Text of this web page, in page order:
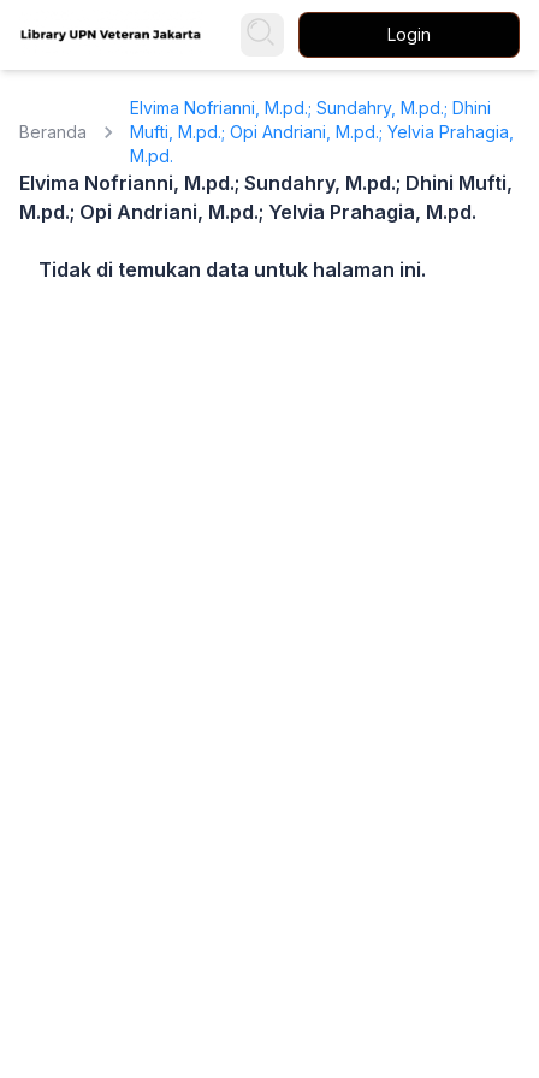
Login
Beranda
Elvima Nofrianni, M.pd.; Sundahry, M.pd.; Dhini
Mufti, M.pd.; Opi Andriani, M.pd.; Yelvia Prahagia,
M.pd.
Elvima Nofrianni, M.pd.; Sundahry, M.pd.; Dhini Mufti,
M.pd.; Opi Andriani, M.pd.; Yelvia Prahagia, M.pd.
Tidak di temukan data untuk halaman ini.